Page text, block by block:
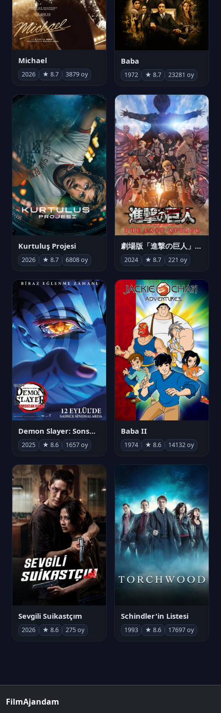
Michael
2026 ★ 8.7 3879 oy
Baba
1972 ★ 8.7 23281 oy
Kurtuluş Projesi
2026 ★ 8.7 6808 oy
劇場版「進撃の巨人」完結編 THE LAST ATTACK
2024 ★ 8.7 221 oy
Demon Slayer: Sonsuzluk Kalesi
2025 ★ 8.6 1657 oy
Baba II
1974 ★ 8.6 14132 oy
Sevgili Suikastçım
2026 ★ 8.6 275 oy
Schindler'in Listesi
1993 ★ 8.6 17697 oy
FilmAjandam